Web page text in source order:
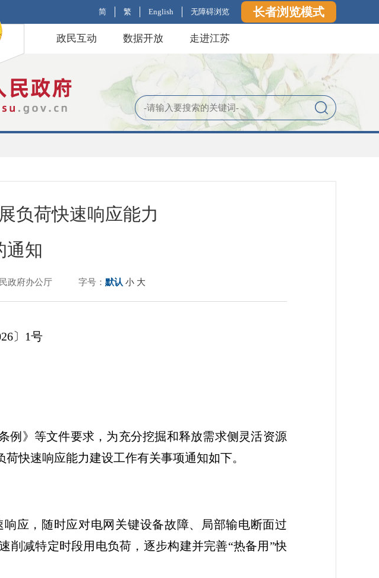
简 繁 English 无障碍浏览 长者浏览模式
政民互动 数据开放 走进江苏
负荷快速响应能力
通知
政府办公厅 字号： 默认 小 大
〕1号
例》等文件要求，为充分挖掘和释放需求侧灵活资源
快速响应能力建设工作有关事项通知如下。
应，随时应对电网关键设备故障、局部输电断面过
削减特定时段用电负荷，逐步构建并完善“热备用”快